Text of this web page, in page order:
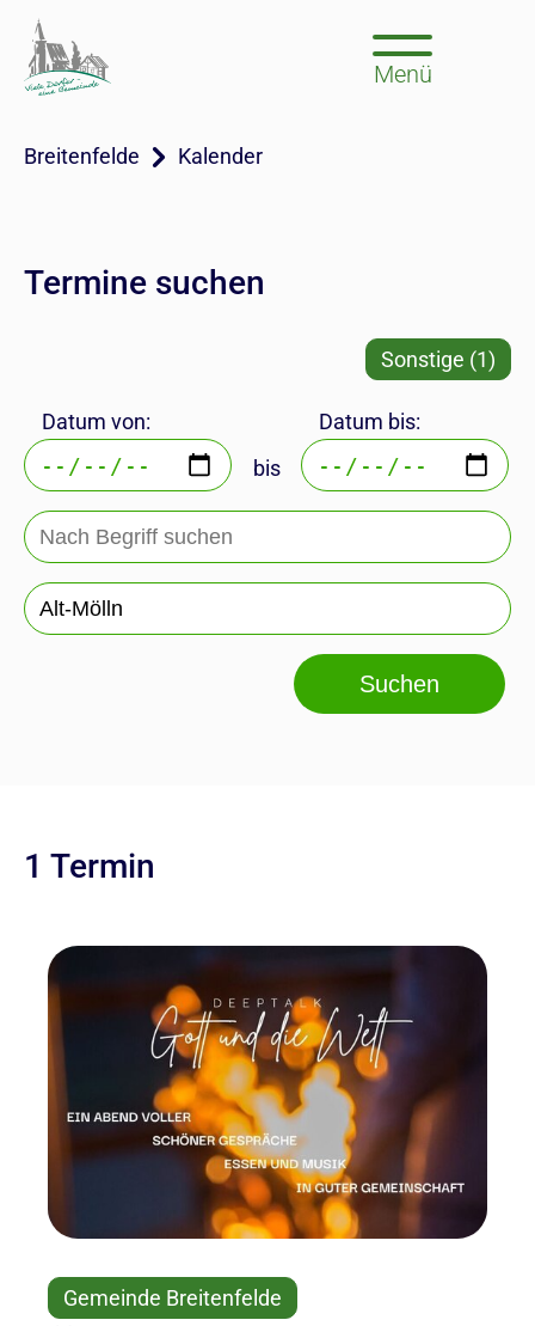
Menü
Breitenfelde Kalender
Termine suchen
Sonstige (1)
Datum von:
bis
Datum bis:
Suchen
1 Termin
Gemeinde Breitenfelde